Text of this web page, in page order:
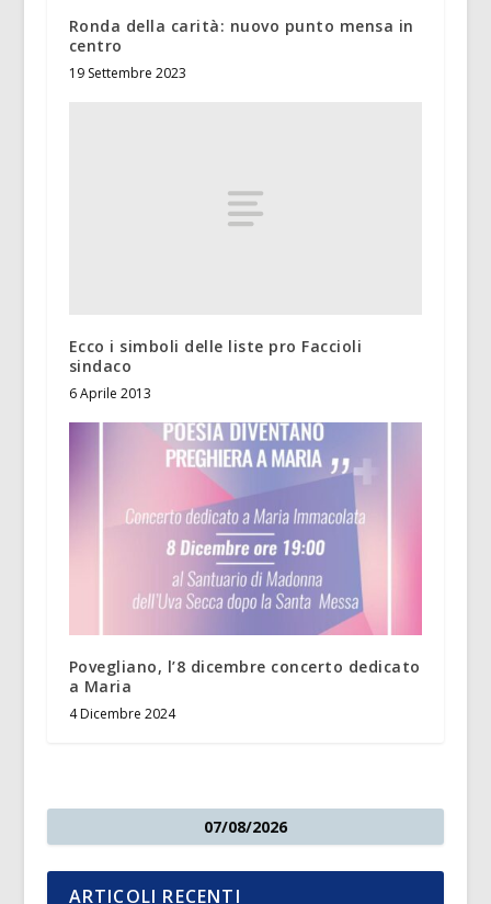
Ronda della carità: nuovo punto mensa in
centro
19 Settembre 2023
Ecco i simboli delle liste pro Faccioli
sindaco
6 Aprile 2013
Povegliano, l’8 dicembre concerto dedicato
a Maria
4 Dicembre 2024
07/08/2026
ARTICOLI RECENTI